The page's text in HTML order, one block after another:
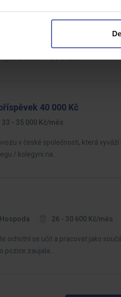
25000 KČ
komponenty pro interiéry,
značek.📢 Co u nás…
40 000 Kč
33 - 35 000 Kč/měs
v české společnosti, která
/ kolegyni na…
26 - 30 600 Kč/měs
ochotní se učit a pracovat jako
pozice zaujala…